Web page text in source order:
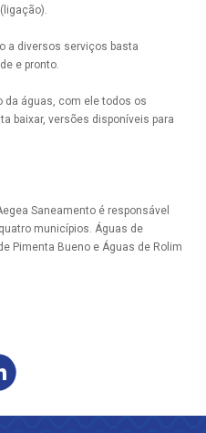
a diversos serviços basta
e pronto.
da águas, com ele todos os
baixar, versões disponíveis para
Saneamento é responsável
municípios. Águas de
Pimenta Bueno e Águas de Rolim